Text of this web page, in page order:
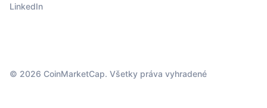
LinkedIn
© 2026 CoinMarketCap. Všetky práva vyhradené